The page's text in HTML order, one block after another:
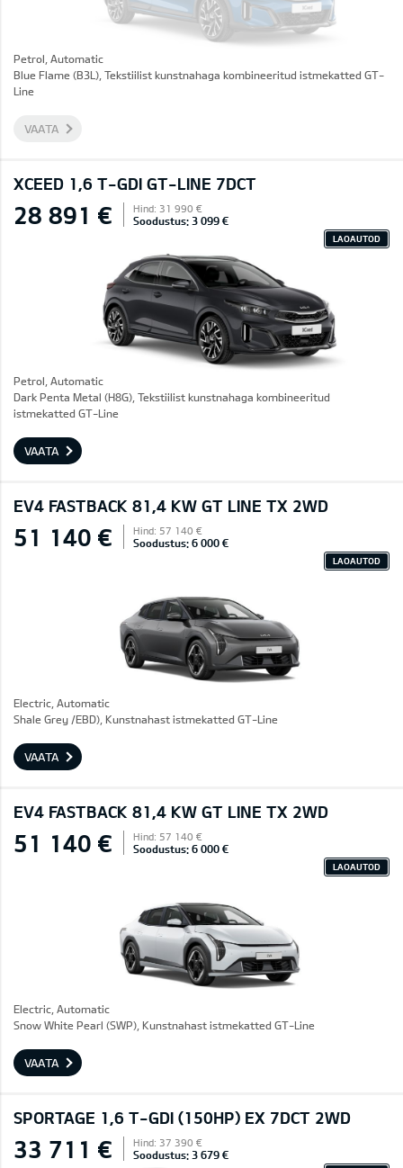
Petrol, Automatic
Blue Flame (B3L), Tekstiilist kunstnahaga kombineeritud istmekatted GT-
Line
VAATA
XCEED 1,6 T-GDI GT-LINE 7DCT
28 891 € Hind: 31 990 €
Soodustus: 3 099 €
LAOAUTOD
Petrol, Automatic
Dark Penta Metal (H8G), Tekstiilist kunstnahaga kombineeritud
istmekatted GT-Line
VAATA
EV4 FASTBACK 81,4 KW GT LINE TX 2WD
51 140 € Hind: 57 140 €
Soodustus: 6 000 €
LAOAUTOD
Electric, Automatic
Shale Grey /EBD), Kunstnahast istmekatted GT-Line
VAATA
EV4 FASTBACK 81,4 KW GT LINE TX 2WD
51 140 € Hind: 57 140 €
Soodustus: 6 000 €
LAOAUTOD
Electric, Automatic
Snow White Pearl (SWP), Kunstnahast istmekatted GT-Line
VAATA
SPORTAGE 1,6 T-GDI (150HP) EX 7DCT 2WD
33 711 € Hind: 37 390 €
Soodustus: 3 679 €